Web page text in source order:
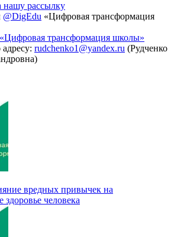
нашу рассылку
@DigEdu «Цифровая трансформация
трансформация школы»
rudchenko1@yandex.ru (Рудченко
вредных привычек на
здоровье человека